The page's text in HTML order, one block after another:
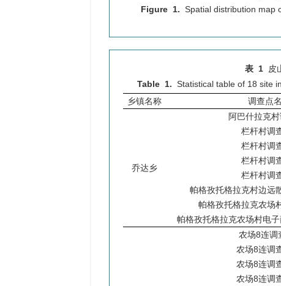
Figure 1. Spatial distribution map
表 1
皮
Table 1. Statistical table of 18 site
乡镇名称
调查点
乔达乡
阿巴什拉克
栏杆村调
栏杆村调
栏杆村调
栏杆村调
帕格孜托格拉克村边远
帕格孜托格拉克农场
帕格孜托格拉克农场村电
农场8连调
农场8连调
农场8连调
农场8连调